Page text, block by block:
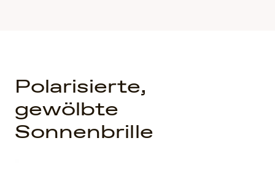
Polarisierte,
gewölbte
Sonnenbrille